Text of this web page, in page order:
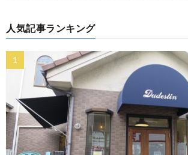
人気記事ランキング